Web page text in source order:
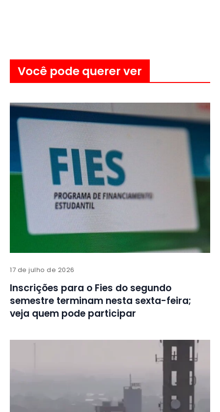
Você pode querer ver
17 de julho de 2026
Inscrições para o Fies do segundo
semestre terminam nesta sexta-feira;
veja quem pode participar